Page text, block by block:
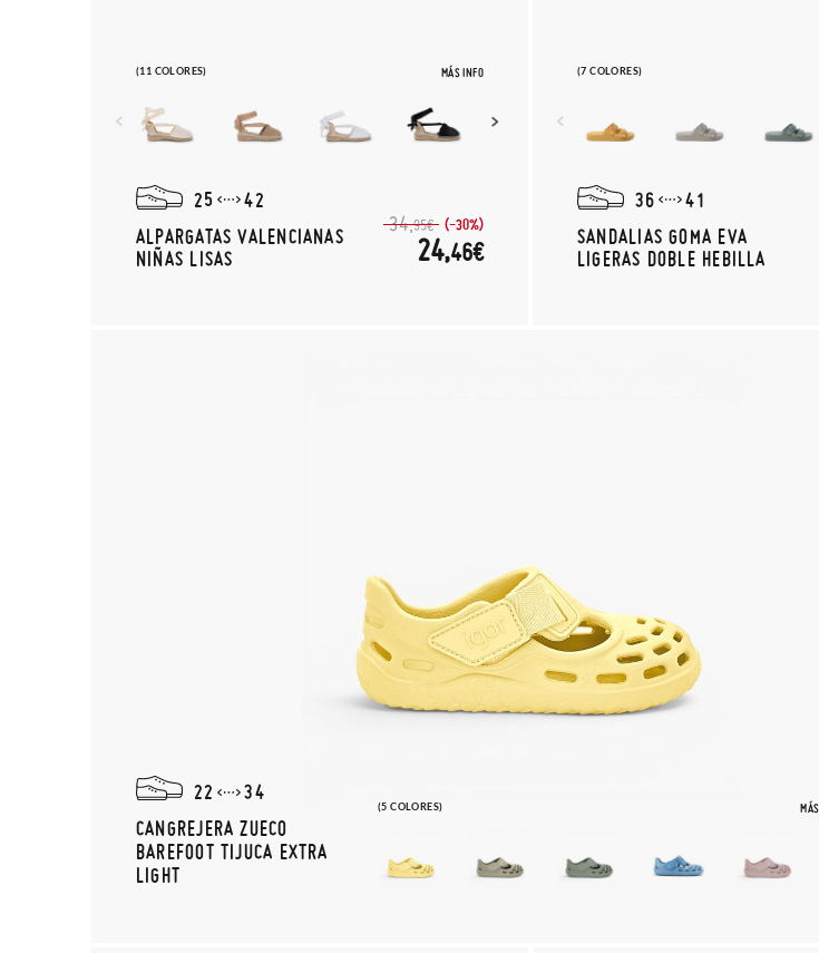
(11 COLORES) MÁS INFO
25
42
ALPARGATAS VALENCIANAS
NIÑAS LISAS
34,95€ (-30%)
24,46€
(7 COLORES)
36
41
SANDALIAS GOMA EVA
LIGERAS DOBLE HEBILLA
(5 COLORES)
22
34
CANGREJERA ZUECO
BAREFOOT TIJUCA EXTRA
LIGHT